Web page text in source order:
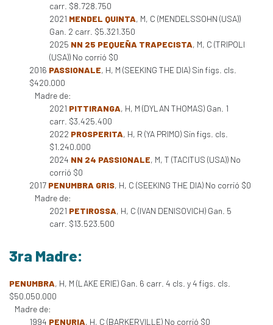
carr. $8.728.750
2021 MENDEL QUINTA, M, C (MENDELSSOHN (USA))
Gan. 2 carr. $5.321.350
2025 NN 25 PEQUEÑA TRAPECISTA, M, C (TRIPOLI
(USA)) No corrió $0
2016 PASSIONALE, H, M (SEEKING THE DIA) Sin figs. cls.
$420.000
Madre de:
2021 PITTIRANGA, H, M (DYLAN THOMAS) Gan. 1
carr. $3.425.400
2022 PROSPERITA, H, R (YA PRIMO) Sin figs. cls.
$1.240.000
2024 NN 24 PASSIONALE, M, T (TACITUS (USA)) No
corrió $0
2017 PENUMBRA GRIS, H, C (SEEKING THE DIA) No corrió $0
Madre de:
2021 PETIROSSA, H, C (IVAN DENISOVICH) Gan. 5
carr. $13.523.500
3ra Madre:
PENUMBRA, H, M (LAKE ERIE) Gan. 6 carr. 4 cls. y 4 figs. cls.
$50.050.000
Madre de:
1994 PENURIA, H, C (BARKERVILLE) No corrió $0